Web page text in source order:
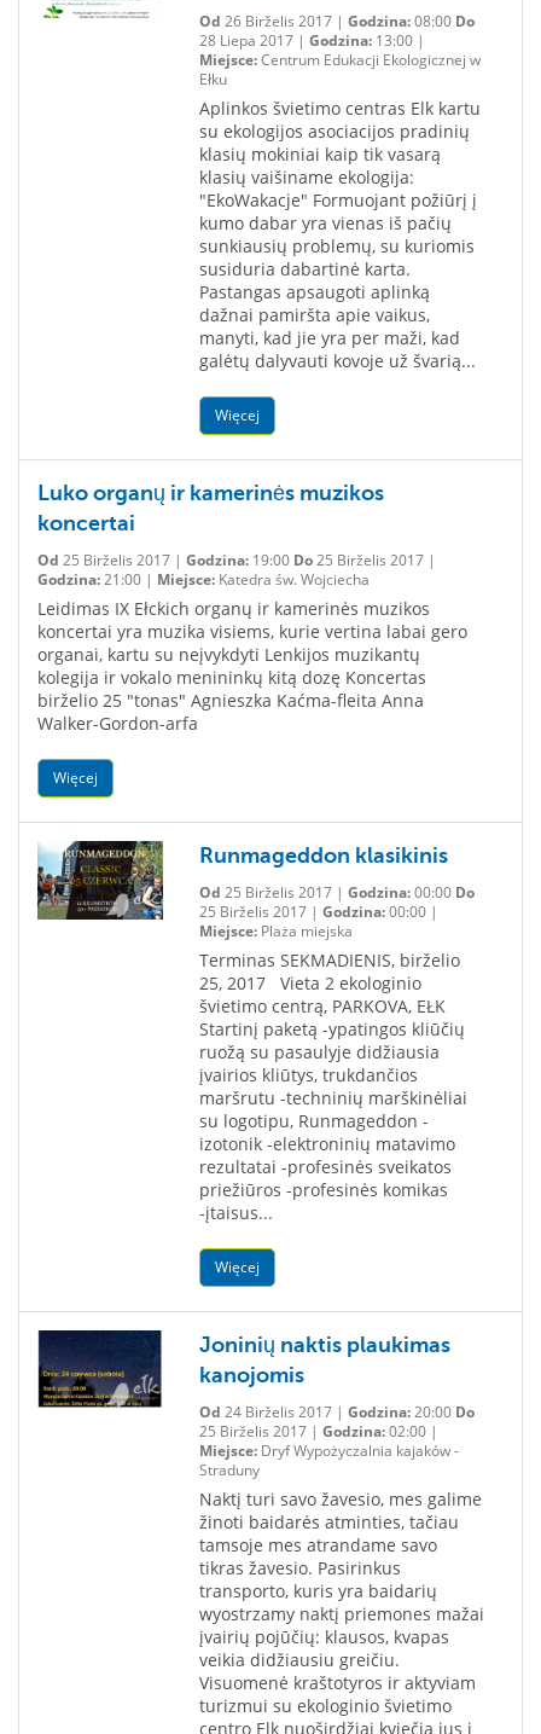
Od 26 Birželis 2017 | Godzina:08:00 Do
28 Liepa 2017 | Godzina:13:00 |
Miejsce:Centrum Edukacji Ekologicznej w
Ełku
Aplinkos švietimo centras Elk kartu
su ekologijos asociacijos pradinių
klasių mokiniai kaip tik vasarą
klasių vaišiname ekologija:
"EkoWakacje" Formuojant požiūrį į
kumo dabar yra vienas iš pačių
sunkiausių problemų, su kuriomis
susiduria dabartinė karta.
Pastangas apsaugoti aplinką
dažnai pamiršta apie vaikus,
manyti, kad jie yra per maži, kad
galėtų dalyvauti kovoje už švarią...
Więcej
Luko organų ir kamerinės muzikos
koncertai
Od 25 Birželis 2017 | Godzina: 19:00 Do25 Birželis 2017 |
Godzina:21:00 | Miejsce: Katedra św. Wojciecha
Leidimas IX Ełckich organų ir kamerinės muzikos
koncertai yra muzika visiems, kurie vertina labai gero
organai, kartu su neįvykdyti Lenkijos muzikantų
kolegija ir vokalo menininkų kitą dozę Koncertas
birželio 25 "tonas" Agnieszka Kaćma-fleita Anna
Walker-Gordon-arfa
Więcej
Runmageddon klasikinis
Od 25 Birželis 2017 | Godzina:00:00 Do
25 Birželis 2017 | Godzina:00:00 |
Miejsce:Plaża miejska
Terminas SEKMADIENIS, birželio
25, 2017 Vieta 2 ekologinio
švietimo centrą, PARKOVA, EŁK
Startinį paketą -ypatingos kliūčių
ruožą su pasaulyje didžiausia
įvairios kliūtys, trukdančios
maršrutu -techninių marškinėliai
su logotipu, Runmageddon -
izotonik -elektroninių matavimo
rezultatai -profesinės sveikatos
priežiūros -profesinės komikas
-įtaisus...
Więcej
Joninių naktis plaukimas
kanojomis
Od 24 Birželis 2017 | Godzina:20:00 Do
25 Birželis 2017 | Godzina:02:00 |
Miejsce:Dryf Wypożyczalnia kajaków -
Straduny
Naktį turi savo žavesio, mes galime
žinoti baidarės atminties, tačiau
tamsoje mes atrandame savo
tikras žavesio. Pasirinkus
transporto, kuris yra baidarių
wyostrzamy naktį priemones mažai
įvairių pojūčių: klausos, kvapas
veikia didžiausiu greičiu.
Visuomenė kraštotyros ir aktyviam
turizmui su ekologinio švietimo
centro Elk nuoširdžiai kviečia jus į